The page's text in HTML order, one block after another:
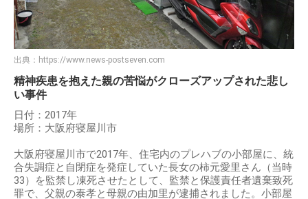
出典： https://www.news-postseven.com
精神疾患を抱えた親の苦悩がクローズアップされた悲し
い事件
日付：2017年
場所：大阪府寝屋川市
大阪府寝屋川市で2017年、住宅内のプレハブの小部屋に、統
合失調症と自閉症を発症していた長女の柿元愛里さん（当時
33）を監禁し凍死させたとして、監禁と保護責任者遺棄致死
罪で、父親の泰孝と母親の由加里が逮捕されました。小部屋